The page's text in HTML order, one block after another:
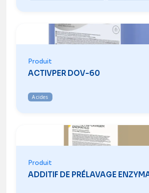
Produit
ACTIVPER DOV-60
Acides
Produit
ADDITIF DE PRÉLAVAGE